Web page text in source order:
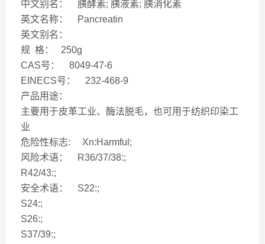
中文别名： 胰酵素; 胰液素; 胰消化素
英文名称： Pancreatin
英文别名：
规 格： 250g
CAS号： 8049-47-6
EINECS号： 232-468-9
产品用途：
主要用于皮革工业、酶法脱毛，也可用于纺织印染工
业
危险性标志: Xn:Harmful;
风险术语： R36/37/38:;
R42/43:;
安全术语： S22:;
S24:;
S26:;
S37/39:;